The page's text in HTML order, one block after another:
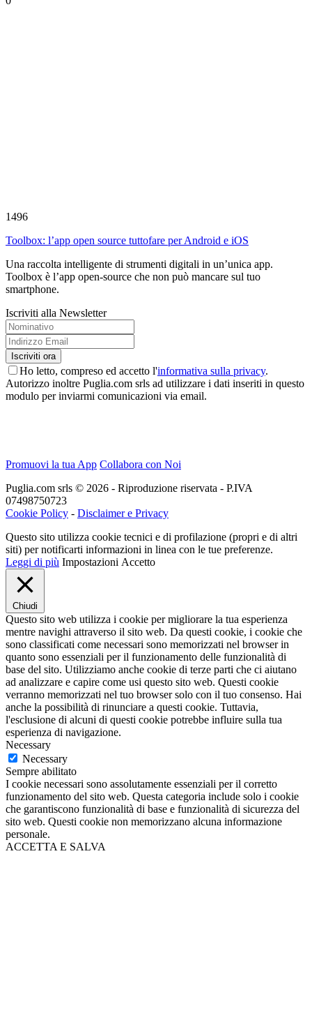
1496
Toolbox: l’app open source tuttofare per Android e iOS
Una raccolta intelligente di strumenti digitali in un’unica app.
Toolbox è l’app open-source che non può mancare sul tuo
smartphone.
Iscriviti alla Newsletter
Ho letto, compreso ed accetto l'informativa sulla privacy.
Autorizzo inoltre Puglia.com srls ad utilizzare i dati inseriti in questo
modulo per inviarmi comunicazioni via email.
Promuovi la tua App Collabora con Noi
Puglia.com srls © 2026 - Riproduzione riservata - P.IVA
07498750723
Cookie Policy - Disclaimer e Privacy
Questo sito utilizza cookie tecnici e di profilazione (propri e di altri
siti) per notificarti informazioni in linea con le tue preferenze.
Leggi di più Impostazioni Accetto
Chiudi
Questo sito web utilizza i cookie per migliorare la tua esperienza
mentre navighi attraverso il sito web. Da questi cookie, i cookie che
sono classificati come necessari sono memorizzati nel browser in
quanto sono essenziali per il funzionamento delle funzionalità di
base del sito. Utilizziamo anche cookie di terze parti che ci aiutano
ad analizzare e capire come usi questo sito web. Questi cookie
verranno memorizzati nel tuo browser solo con il tuo consenso. Hai
anche la possibilità di rinunciare a questi cookie. Tuttavia,
l'esclusione di alcuni di questi cookie potrebbe influire sulla tua
esperienza di navigazione.
Necessary
Necessary
Sempre abilitato
I cookie necessari sono assolutamente essenziali per il corretto
funzionamento del sito web. Questa categoria include solo i cookie
che garantiscono funzionalità di base e funzionalità di sicurezza del
sito web. Questi cookie non memorizzano alcuna informazione
personale.
ACCETTA E SALVA